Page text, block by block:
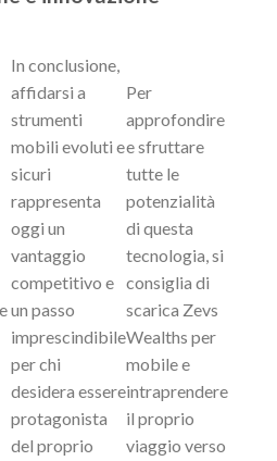
In conclusione,
affidarsi a
strumenti
mobili evoluti e
sicuri
rappresenta
oggi un
vantaggio
competitivo e
un passo
imprescindibile
per chi
desidera essere
protagonista
del proprio
Per
approfondire
e sfruttare
tutte le
potenzialità
di questa
tecnologia, si
consiglia di
scarica Zevs
Wealths per
mobile e
intraprendere
il proprio
viaggio verso